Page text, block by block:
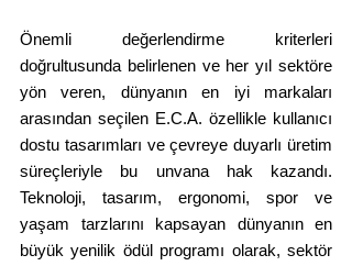
Önemli değerlendirme kriterleri
doğrultusunda belirlenen ve her yıl sektöre
yön veren, dünyanın en iyi markaları
arasından seçilen E.C.A. özellikle kullanıcı
dostu tasarımları ve çevreye duyarlı üretim
süreçleriyle bu unvana hak kazandı.
Teknoloji, tasarım, ergonomi, spor ve
yaşam tarzlarını kapsayan dünyanın en
büyük yenilik ödül programı olarak, sektör